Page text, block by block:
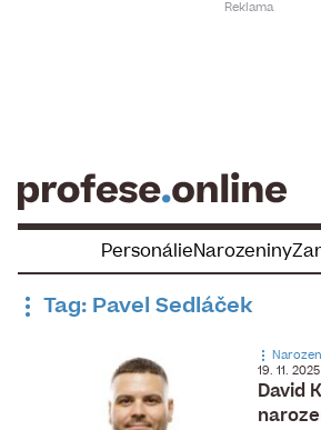
PersonálieNarozeniny
Tag: Pavel Sedláček
David
19. 11. 2025